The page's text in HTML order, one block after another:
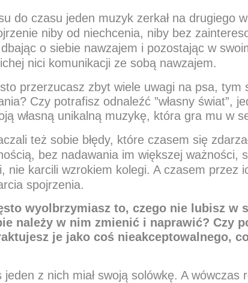
do czasu jeden muzyk zerkał na drugiego
niby od niechcenia, niby bez
o siebie nawzajem i pozostając w
nici komunikacji ze sobą nawzajem.
przerzucasz zbyt wiele uwagi na psa,
Czy potrafisz odnaleźć ”własny świat”,
własną unikalną muzykę, która gra mu w
też sobie błędy, które czasem się
bez nadawania im większej ważności,
nie karcili wzrokiem kolegi. A czasem przez
spojrzenia.
wyolbrzymiasz to, czego nie lubisz w
należy w nim zmienić i naprawić? Czy
je jako coś nieakceptowalnego,
jeden z nich miał swoją solówkę. A wówczas